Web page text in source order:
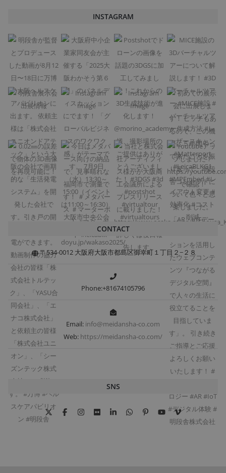
INSTAGRAM
CONTACT
〒534-0012 大阪府大阪市都島区御幸町１丁目２−２８
Phone:+81674105796
Email: info@meidansha-co.com
Web: https://meidansha-co.com/
SNS